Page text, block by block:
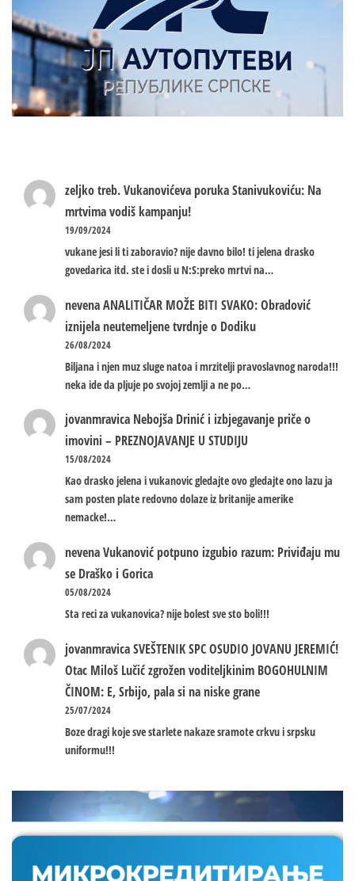
zeljko treb.Vukanovićeva poruka Stanivukoviću: Na
mrtvima vodiš kampanju!
19/09/2024
vukane jesi li ti zaboravio? nije davno bilo! ti jelena drasko
govedarica itd. ste i dosli u N:S:preko mrtvi na…
nevenaANALITIČAR MOŽE BITI SVAKO: Obradović
iznijela neutemeljene tvrdnje o Dodiku
26/08/2024
Biljana i njen muz sluge natoa i mrzitelji pravoslavnog naroda!!!
neka ide da pljuje po svojoj zemlji a ne po…
jovanmravica Nebojša Drinić i izbjegavanje priče o
imovini – PREZNOJAVANJE U STUDIJU
15/08/2024
Kao drasko jelena i vukanovic gledajte ovo gledajte ono lazu ja
sam posten plate redovno dolaze iz britanije amerike
nemacke!…
nevenaVukanović potpuno izgubio razum: Priviđaju mu
se Draško i Gorica
05/08/2024
Sta reci za vukanovica? nije bolest sve sto boli!!!
jovanmravicaSVEŠTENIK SPC OSUDIO JOVANU JEREMIĆ!
Otac Miloš Lučić zgrožen voditeljkinim BOGOHULNIM
ČINOM: E, Srbijo, pala si na niske grane
25/07/2024
Boze dragi koje sve starlete nakaze sramote crkvu i srpsku
uniformu!!!